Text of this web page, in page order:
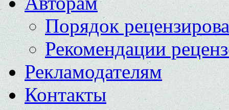
Порядок
Рекомендации
Рекламодателям
Контакты